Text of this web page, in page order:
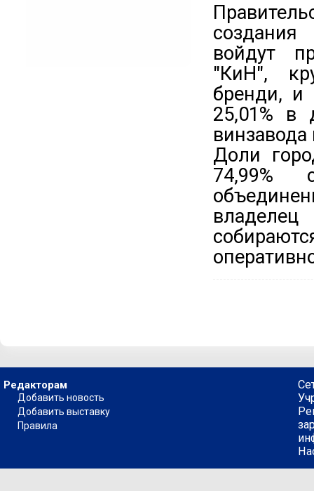
войдут
"КиН",
бренди,
25,01% в
Доли
74,99%
Редакторам
Добавить новость
Добавить выставку
Правила